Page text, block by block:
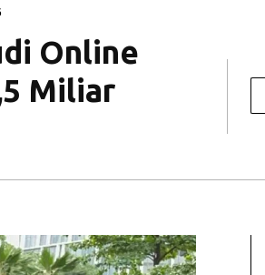
Online
Miliar